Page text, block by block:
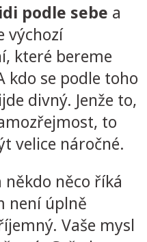
podle sebe a
výchozí
které bereme
kdo se podle toho
divný. Jenže to,
to
velice náročné.
někdo něco říká
není úplně
Vaše mysl